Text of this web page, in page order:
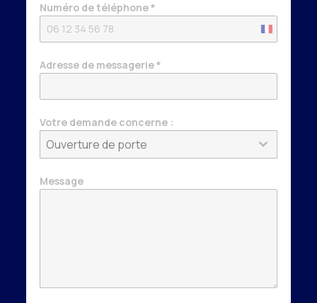
Numéro de téléphone*
France
Adresse de messagerie*
Votre demande concerne :
Ouverture de porte
Message